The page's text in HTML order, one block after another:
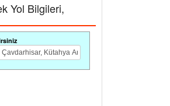
Yol Bilgileri,